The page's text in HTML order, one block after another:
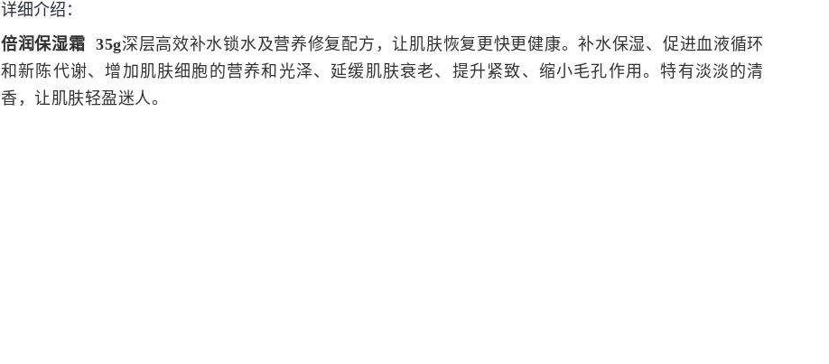
详细介绍：
倍润保湿霜 35g深层高效补水锁水及营养修复配方，让肌肤恢复更快更健康。补水保湿、促进血液循环
和新陈代谢、增加肌肤细胞的营养和光泽、延缓肌肤衰老、提升紧致、缩小毛孔作用。特有淡淡的清
香，让肌肤轻盈迷人。